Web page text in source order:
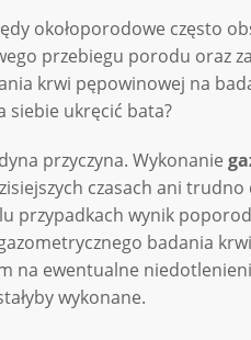
okołoporodowe często
przebiegu porodu oraz
krwi pępowinowej na
siebie ukręcić bata?
przyczyna. Wykonanie
czasach ani
przypadkach wynik
badania
na ewentualne
wykonane.